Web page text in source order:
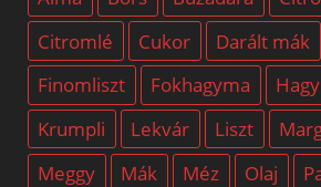
Citromlé
Cukor Darált mák
Finomliszt
Fokhagyma
Krumpli
Lekvár Liszt
Meggy
Mák Méz Olaj